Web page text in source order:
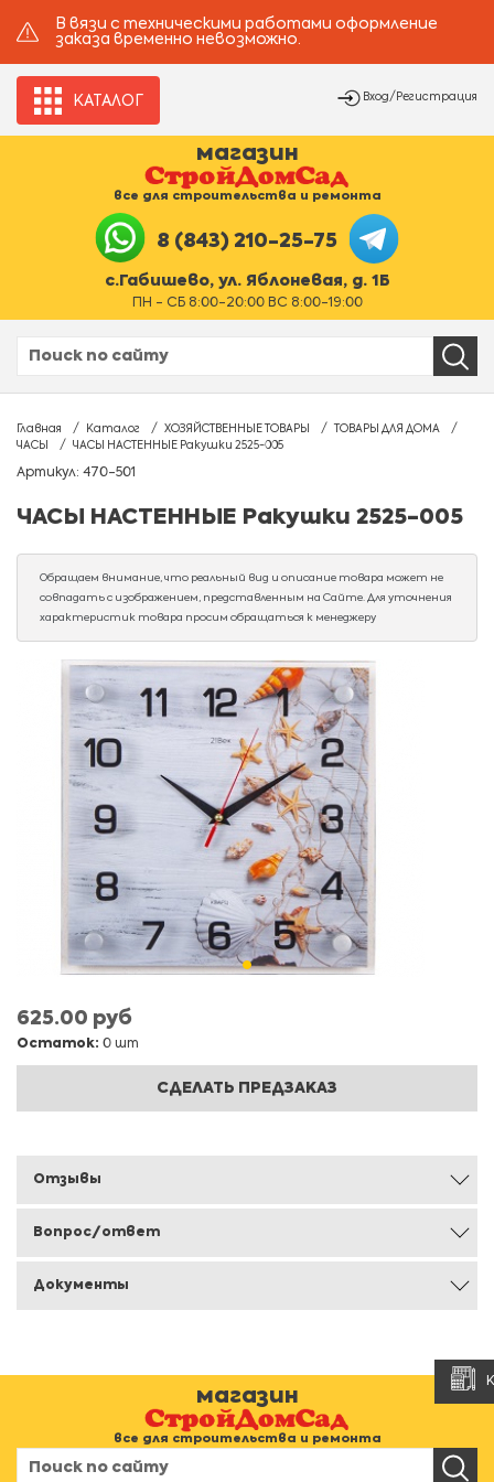
В вязи с техническими работами оформление
заказа временно невозможно.
КАТАЛОГ Вход/Регистрация
магазин
все для строительства и ремонта
8 (843) 210-25-75
с.Габишево, ул. Яблоневая, д. 1Б
ПН - СБ 8:00-20:00 ВС 8:00-19:00
Главная Каталог ХОЗЯЙСТВЕННЫЕ ТОВАРЫ
ТОВАРЫ ДЛЯ ДОМА
ЧАСЫ
ЧАСЫ НАСТЕННЫЕ Ракушки 2525-005
Артикул: 470-501
ЧАСЫ НАСТЕННЫЕ Ракушки 2525-005
Обращаем внимание, что реальный вид и описание товара может не
совпадать с изображением, представленным на Сайте. Для уточнения
характеристик товара просим обращаться к менеджеру
625.00 руб
Остаток: 0 шт
СДЕЛАТЬ ПРЕДЗАКАЗ
Отзывы
Вопрос/ответ
Документы
магазин
все для строительства и ремонта